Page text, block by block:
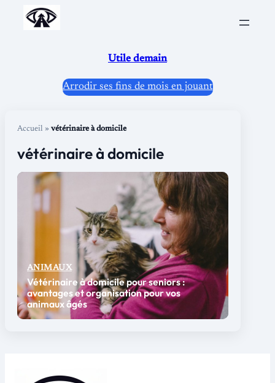
Aller
Utile demain
Arrodir ses fins de mois en jouant
Accueil » vétérinaire à domicile
vétérinaire à domicile
ANIMAUX
Vétérinaire à domicile pour seniors :
avantages et organisation pour vos
animaux âgés